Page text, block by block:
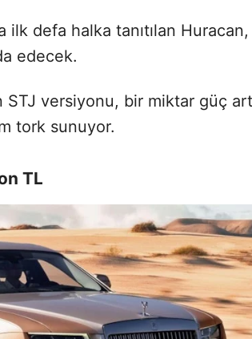
ilk defa halka tanıtılan Huracan,
edecek.
versiyonu, bir miktar güç
tork sunuyor.
TL